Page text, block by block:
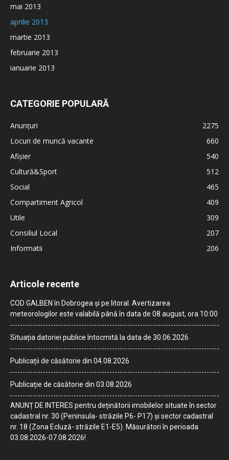
mai 2013
aprilie 2013
martie 2013
februarie 2013
ianuarie 2013
CATEGORIE POPULARĂ
Anunțuri
2275
Locuri de muncă vacante
660
Afișier
540
Cultură&Sport
512
Social
465
Compartiment Agricol
409
Utile
309
Consiliul Local
207
Informatii
206
Articole recente
COD GALBEN în Dobrogea și pe litoral. Avertizarea
meteorologilor este valabilă până în data de 08 august, ora 10:00
Situația datoriei publice întocmită la data de 30.06.2026
Publicații de căsătorie din 04.08.2026
Publicație de căsătorie din 03.08.2026
ANUNȚ DE INTERES pentru deținătorii imobilelor situate în sector
cadastral nr. 30 (Peninsula- străzile P6- P17) și sector cadastral
nr. 18 (Zona Ecluză- străzile E1-E5). Măsurători în perioada
03.08.2026-07.08.2026!